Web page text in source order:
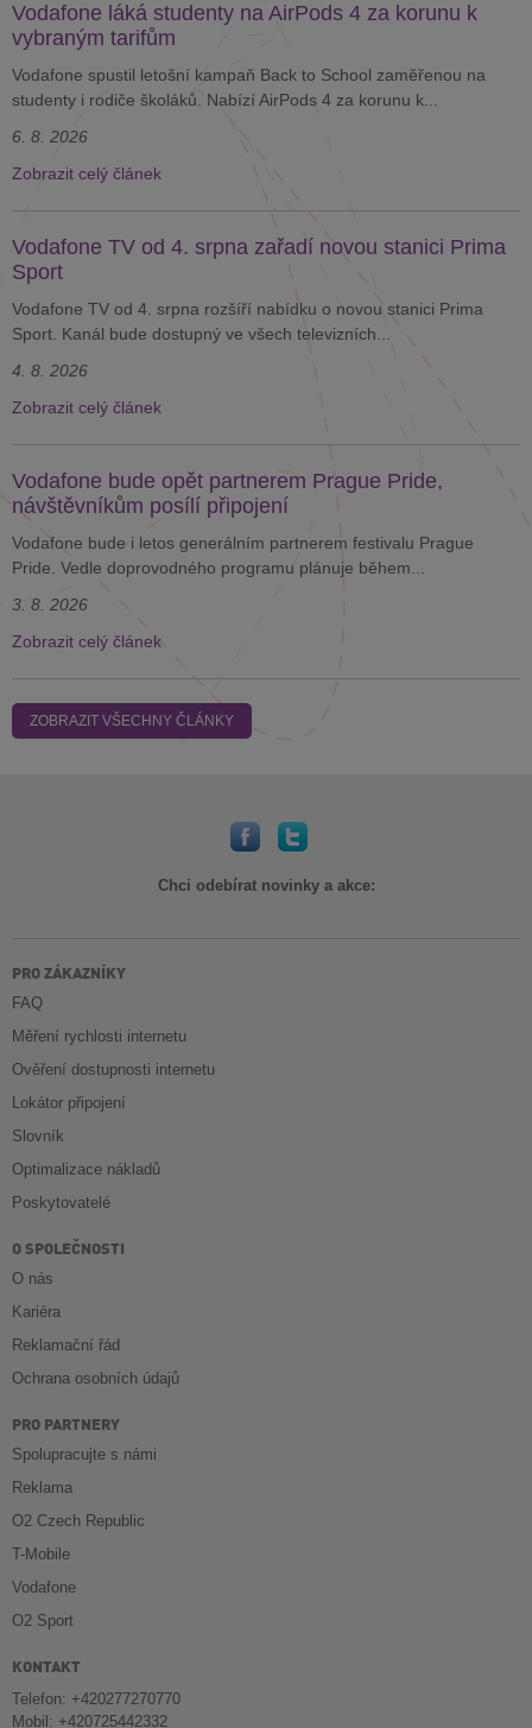
Vodafone láká studenty na AirPods 4 za korunu k
vybraným tarifům
Vodafone spustil letošní kampaň Back to School zaměřenou na
studenty i rodiče školáků. Nabízí AirPods 4 za korunu k...
6. 8. 2026
Zobrazit celý článek
Vodafone TV od 4. srpna zařadí novou stanici Prima
Sport
Vodafone TV od 4. srpna rozšíří nabídku o novou stanici Prima
Sport. Kanál bude dostupný ve všech televizních...
4. 8. 2026
Zobrazit celý článek
Vodafone bude opět partnerem Prague Pride,
návštěvníkům posílí připojení
Vodafone bude i letos generálním partnerem festivalu Prague
Pride. Vedle doprovodného programu plánuje během...
3. 8. 2026
Zobrazit celý článek
ZOBRAZIT VŠECHNY ČLÁNKY
Chci odebírat novinky a akce:
PRO ZÁKAZNÍKY
FAQ
Měření rychlosti internetu
Ověření dostupnosti internetu
Lokátor připojení
Slovník
Optimalizace nákladů
Poskytovatelé
O SPOLEČNOSTI
O nás
Kariéra
Reklamační řád
Ochrana osobních údajů
PRO PARTNERY
Spolupracujte s námi
Reklama
O2 Czech Republic
T-Mobile
Vodafone
O2 Sport
KONTAKT
Telefon: +420277270770
Mobil: +420725442332